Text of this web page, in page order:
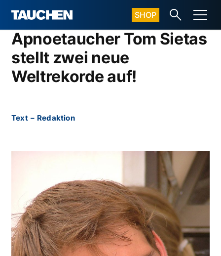
SHOP
Apnoetaucher Tom Sietas
stellt zwei neue
Weltrekorde auf!
Text – Redaktion